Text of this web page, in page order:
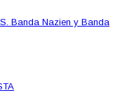
Banda Nazien y Banda